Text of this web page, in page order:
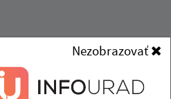
Nezobrazovať